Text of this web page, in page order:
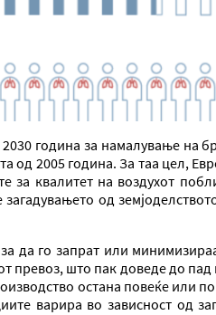
година за намалување на
од 2005 година. За таа цел,
за квалитет на воздухот
од
да го запрат или
превоз, што пак доведе до пад
остана повеќе или
варира во зависност од